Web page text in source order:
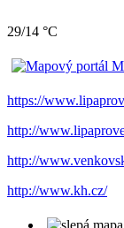
29/14 °C
https://
http://
http://
http://www.kh.cz/